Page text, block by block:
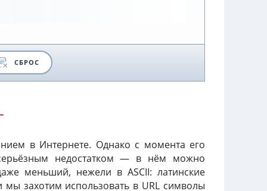
СБРОС
в Интернете. Однако с момента его
недостатком — в нём можно
меньший, нежели в ASCII: латинские
захотим использовать в URL символы